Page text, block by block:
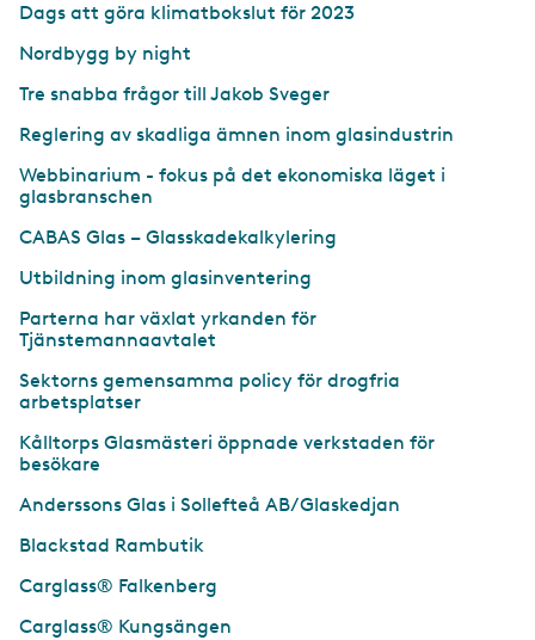
Dags att göra klimatbokslut för 2023
Nordbygg by night
Tre snabba frågor till Jakob Sveger
Reglering av skadliga ämnen inom glasindustrin
Webbinarium - fokus på det ekonomiska läget i
glasbranschen
CABAS Glas – Glasskadekalkylering
Utbildning inom glasinventering
Parterna har växlat yrkanden för
Tjänstemannaavtalet
Sektorns gemensamma policy för drogfria
arbetsplatser
Kålltorps Glasmästeri öppnade verkstaden för
besökare
Anderssons Glas i Sollefteå AB/Glaskedjan
Blackstad Rambutik
Carglass® Falkenberg
Carglass® Kungsängen